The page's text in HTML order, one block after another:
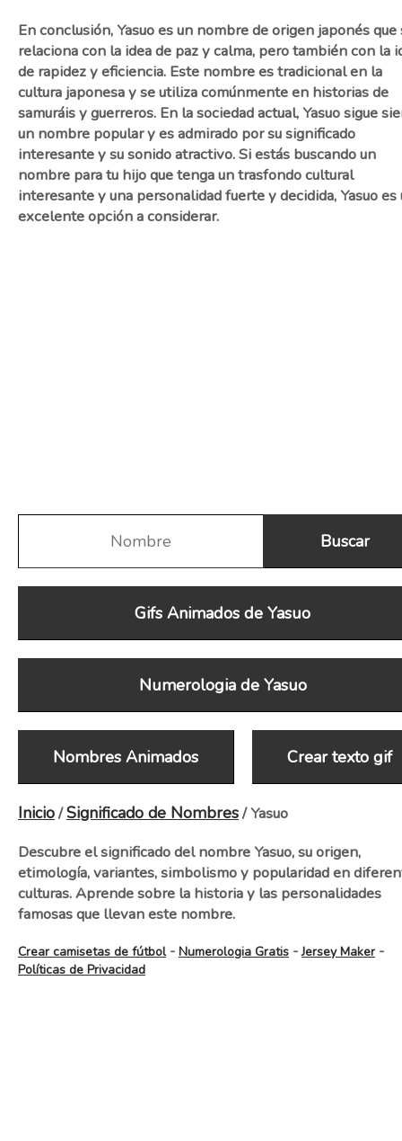
En conclusión, Yasuo es un nombre de origen japonés que
relaciona con la idea de paz y calma, pero también con la
de rapidez y eficiencia. Este nombre es tradicional en la
cultura japonesa y se utiliza comúnmente en historias de
samuráis y guerreros. En la sociedad actual, Yasuo sigue
un nombre popular y es admirado por su significado
interesante y su sonido atractivo. Si estás buscando un
nombre para tu hijo que tenga un trasfondo cultural
interesante y una personalidad fuerte y decidida, Yasuo es
excelente opción a considerar.
Gifs Animados de Yasuo
Numerologia de Yasuo
Nombres Animados Crear texto gif
Inicio/Significado de Nombres/ Yasuo
Descubre el significado del nombre Yasuo, su origen,
etimología, variantes, simbolismo y popularidad en
culturas. Aprende sobre la historia y las personalidades
famosas que llevan este nombre.
Crear camisetas de fútbol- Numerologia Gratis -Jersey Maker-
Políticas de Privacidad